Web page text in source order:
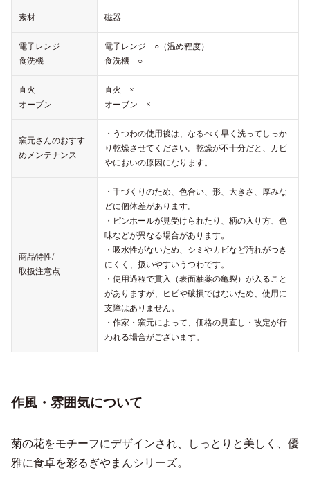
素材 磁器
電子レンジ
食洗機
電子レンジ ○（温め程度）
食洗機 ○
直火
オーブン
直火 ×
オーブン ×
窯元さんのおすす
めメンテナンス
・うつわの使用後は、なるべく早く洗ってしっか
り乾燥させてください。乾燥が不十分だと、カビ
やにおいの原因になります。
商品特性/
取扱注意点
・手づくりのため、色合い、形、大きさ、厚みな
どに個体差があります。
・ピンホールが見受けられたり、柄の入り方、色
味などが異なる場合があります。
・吸水性がないため、シミやカビなど汚れがつき
にくく、扱いやすいうつわです。
・使用過程で貫入（表面釉薬の亀裂）が入ること
がありますが、ヒビや破損ではないため、使用に
支障はありません。
・作家・窯元によって、価格の見直し・改定が行
われる場合がございます。
作風・雰囲気について
菊の花をモチーフにデザインされ、しっとりと美しく、優
雅に食卓を彩るぎやまんシリーズ。